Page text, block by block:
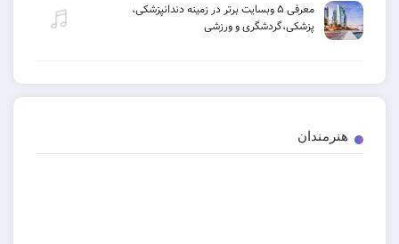
معرفی ۵ وبسایت برتر در زمینه دندانپزشکی،
پزشکی،گردشگری و ورزشی
هنرمندان